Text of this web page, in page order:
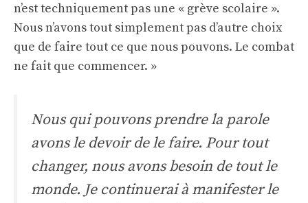
n’est techniquement pas une « grève scolaire ».
Nous n’avons tout simplement pas d’autre choix
que de faire tout ce que nous pouvons. Le combat
ne fait que commencer. »
Nous qui pouvons prendre la parole
avons le devoir de le faire. Pour tout
changer, nous avons besoin de tout le
monde. Je continuerai à manifester le